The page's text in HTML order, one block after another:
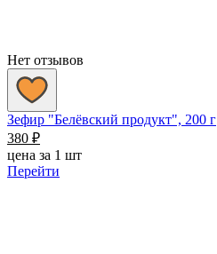
Нет отзывов
Зефир "Белёвский продукт", 200 г
380 ₽
цена за 1 шт
Перейти